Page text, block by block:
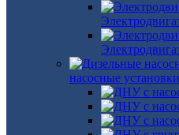
насосные установки